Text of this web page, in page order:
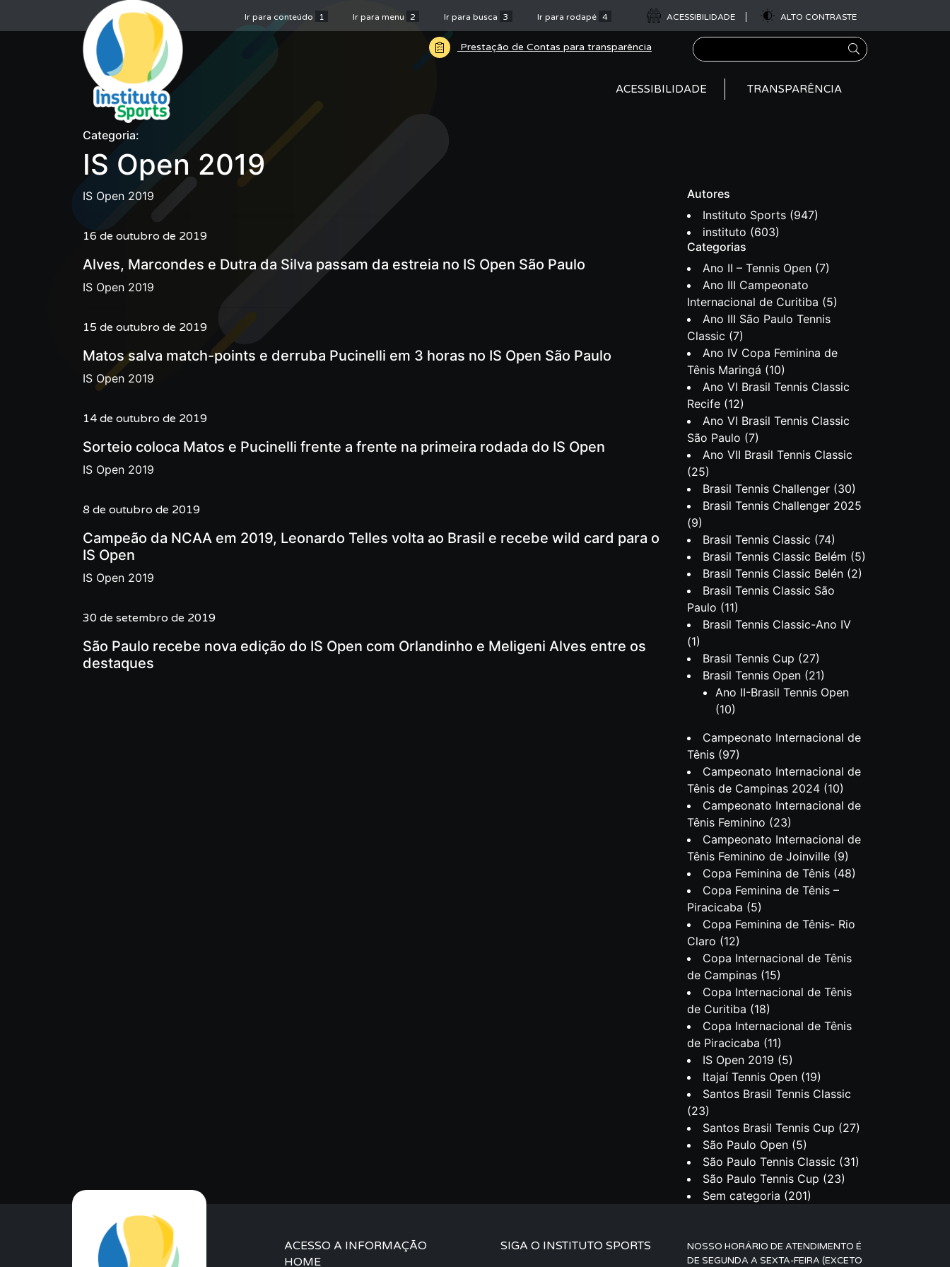
Ir para conteúdo 1 Ir para menu 2 Ir para busca 3 Ir para rodapé 4 ACESSIBILIDADE ALTO CONTRASTE
Prestação de Contas para transparência Pesquisar
ACESSIBILIDADE TRANSPARÊNCIA
Categoria:
IS Open 2019
IS Open 2019
16 de outubro de 2019
Alves, Marcondes e Dutra da Silva passam da estreia no IS Open São Paulo
IS Open 2019
15 de outubro de 2019
Matos salva match-points e derruba Pucinelli em 3 horas no IS Open São Paulo
IS Open 2019
14 de outubro de 2019
Sorteio coloca Matos e Pucinelli frente a frente na primeira rodada do IS Open
IS Open 2019
8 de outubro de 2019
Campeão da NCAA em 2019, Leonardo Telles volta ao Brasil e recebe wild card para o
IS Open
IS Open 2019
30 de setembro de 2019
São Paulo recebe nova edição do IS Open com Orlandinho e Meligeni Alves entre os
destaques
Autores
Instituto Sports (947)
instituto (603)
Categorias
Ano II – Tennis Open (7)
Ano III Campeonato
Internacional de Curitiba (5)
Ano III São Paulo Tennis
Classic (7)
Ano IV Copa Feminina de
Tênis Maringá (10)
Ano VI Brasil Tennis Classic
Recife (12)
Ano VI Brasil Tennis Classic
São Paulo (7)
Ano VII Brasil Tennis Classic
(25)
Brasil Tennis Challenger (30)
Brasil Tennis Challenger 2025
(9)
Brasil Tennis Classic (74)
Brasil Tennis Classic Belém (5)
Brasil Tennis Classic Belén (2)
Brasil Tennis Classic São
Paulo (11)
Brasil Tennis Classic-Ano IV
(1)
Brasil Tennis Cup (27)
Brasil Tennis Open (21)
Ano II-Brasil Tennis Open
(10)
Campeonato Internacional de
Tênis (97)
Campeonato Internacional de
Tênis de Campinas 2024 (10)
Campeonato Internacional de
Tênis Feminino (23)
Campeonato Internacional de
Tênis Feminino de Joinville (9)
Copa Feminina de Tênis (48)
Copa Feminina de Tênis –
Piracicaba (5)
Copa Feminina de Tênis- Rio
Claro (12)
Copa Internacional de Tênis
de Campinas (15)
Copa Internacional de Tênis
de Curitiba (18)
Copa Internacional de Tênis
de Piracicaba (11)
IS Open 2019 (5)
Itajaí Tennis Open (19)
Santos Brasil Tennis Classic
(23)
Santos Brasil Tennis Cup (27)
São Paulo Open (5)
São Paulo Tennis Classic (31)
São Paulo Tennis Cup (23)
Sem categoria (201)
ACESSO A INFORMAÇÃO
HOME
SIGA O INSTITUTO SPORTS
NOSSO HORÁRIO DE ATENDIMENTO É
DE SEGUNDA A SEXTA-FEIRA (EXCETO